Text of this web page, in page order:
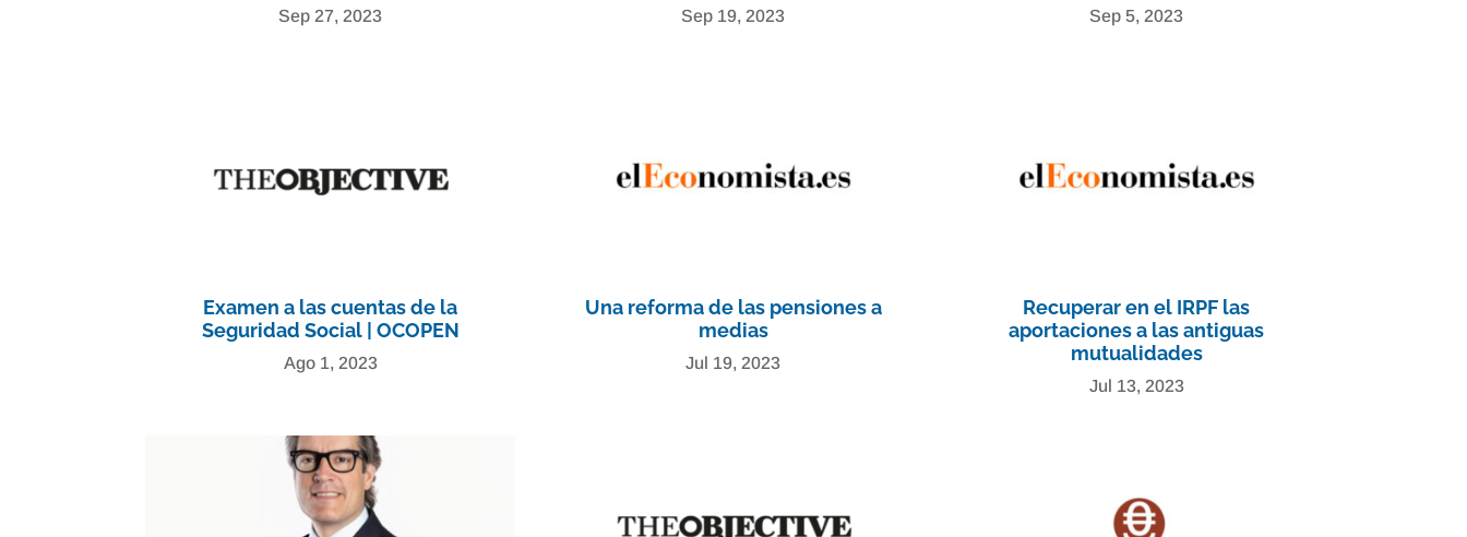
Sep 27, 2023
Examen a las cuentas de la
Seguridad Social | OCOPEN
Ago 1, 2023
Sep 19, 2023
Una reforma de las pensiones a
medias
Jul 19, 2023
Sep 5, 2023
Recuperar en el IRPF las
aportaciones a las antiguas
mutualidades
Jul 13, 2023